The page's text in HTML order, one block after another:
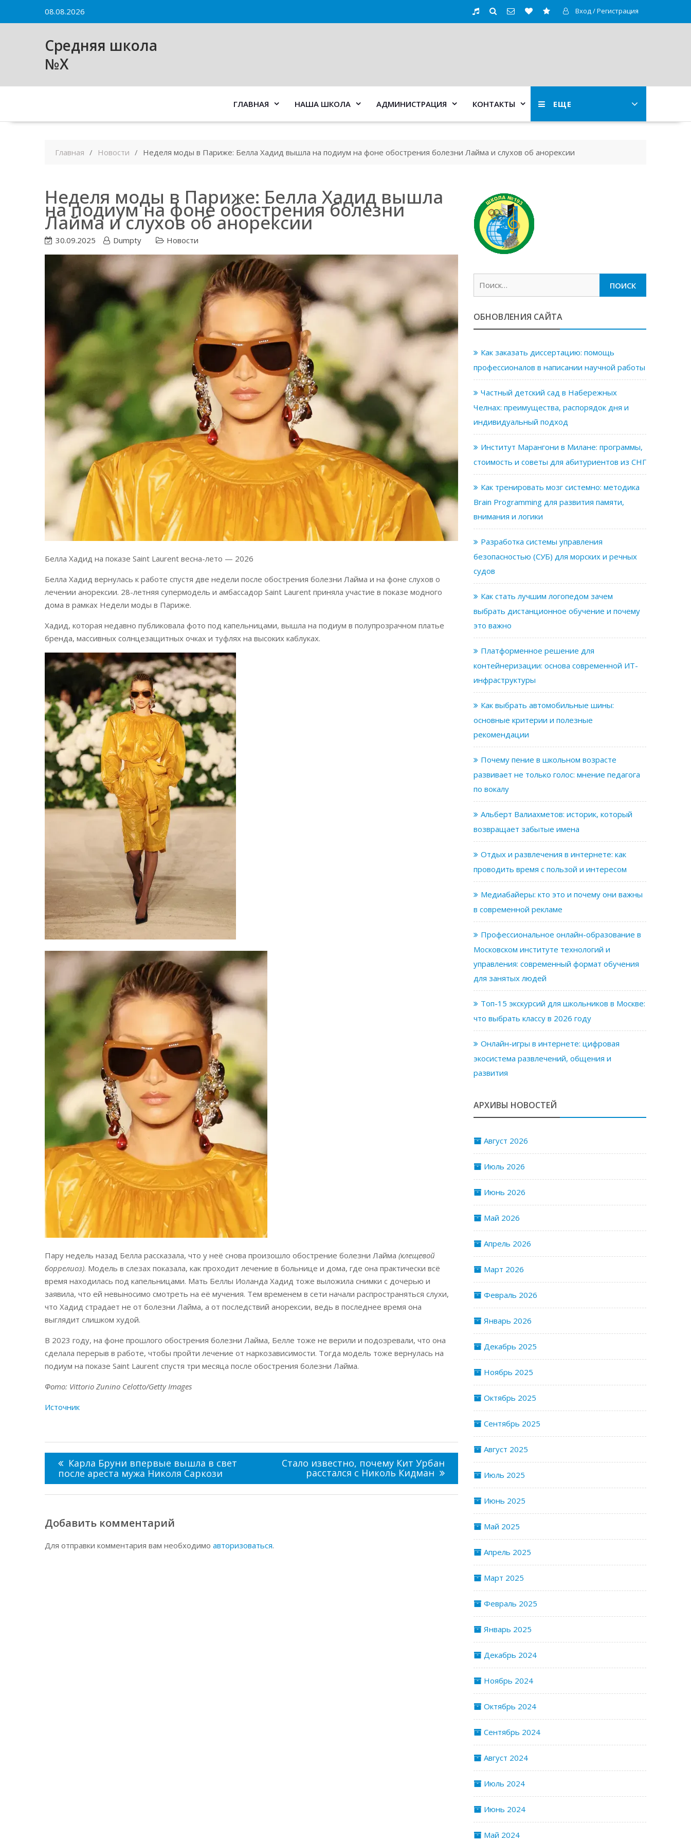
08.08.2026 Вход / Регистрация
Средняя школа
№X
ЕЩЕ
ГЛАВНАЯ НАША ШКОЛА АДМИНИСТРАЦИЯ КОНТАКТЫ
Главная Новости Неделя моды в Париже: Белла Хадид вышла на подиум на фоне обострения болезни Лайма и слухов об анорексии
Неделя моды в Париже: Белла Хадид вышла
на подиум на фоне обострения болезни
Лайма и слухов об анорексии
30.09.2025 Dumpty Новости
Белла Хадид на показе Saint Laurent весна-лето — 2026
Белла Хадид вернулась к работе спустя две недели после обострения болезни Лайма и на фоне слухов о
лечении анорексии. 28-летняя супермодель и амбассадор Saint Laurent приняла участие в показе модного
дома в рамках Недели моды в Париже.
Хадид, которая недавно публиковала фото под капельницами, вышла на подиум в полупрозрачном платье
бренда, массивных солнцезащитных очках и туфлях на высоких каблуках.
Пару недель назад Белла рассказала, что у неё снова произошло обострение болезни Лайма (клещевой
боррелиоз). Модель в слезах показала, как проходит лечение в больнице и дома, где она практически всё
время находилась под капельницами. Мать Беллы Иоланда Хадид тоже выложила снимки с дочерью и
заявила, что ей невыносимо смотреть на её мучения. Тем временем в сети начали распространяться слухи,
что Хадид страдает не от болезни Лайма, а от последствий анорексии, ведь в последнее время она
выглядит слишком худой.
В 2023 году, на фоне прошлого обострения болезни Лайма, Белле тоже не верили и подозревали, что она
сделала перерыв в работе, чтобы пройти лечение от наркозависимости. Тогда модель тоже вернулась на
подиум на показе Saint Laurent спустя три месяца после обострения болезни Лайма.
Фото: Vittorio Zunino Celotto/Getty Images
Источник
Навигация
по
записям
Карла Бруни впервые вышла в свет
после ареста мужа Николя Саркози
Стало известно, почему Кит Урбан
расстался с Николь Кидман
Добавить комментарий
Для отправки комментария вам необходимо авторизоваться.
ОБНОВЛЕНИЯ САЙТА
Как заказать диссертацию: помощь
профессионалов в написании научной работы
Частный детский сад в Набережных
Челнах: преимущества, распорядок дня и
индивидуальный подход
Институт Марангони в Милане: программы,
стоимость и советы для абитуриентов из СНГ
Как тренировать мозг системно: методика
Brain Programming для развития памяти,
внимания и логики
Разработка системы управления
безопасностью (СУБ) для морских и речных
судов
Как стать лучшим логопедом зачем
выбрать дистанционное обучение и почему
это важно
Платформенное решение для
контейнеризации: основа современной ИТ-
инфраструктуры
Как выбрать автомобильные шины:
основные критерии и полезные
рекомендации
Почему пение в школьном возрасте
развивает не только голос: мнение педагога
по вокалу
Альберт Валиахметов: историк, который
возвращает забытые имена
Отдых и развлечения в интернете: как
проводить время с пользой и интересом
Медиабайеры: кто это и почему они важны
в современной рекламе
Профессиональное онлайн-образование в
Московском институте технологий и
управления: современный формат обучения
для занятых людей
Топ-15 экскурсий для школьников в Москве:
что выбрать классу в 2026 году
Онлайн-игры в интернете: цифровая
экосистема развлечений, общения и
развития
АРХИВЫ НОВОСТЕЙ
Август 2026
Июль 2026
Июнь 2026
Май 2026
Апрель 2026
Март 2026
Февраль 2026
Январь 2026
Декабрь 2025
Ноябрь 2025
Октябрь 2025
Сентябрь 2025
Август 2025
Июль 2025
Июнь 2025
Май 2025
Апрель 2025
Март 2025
Февраль 2025
Январь 2025
Декабрь 2024
Ноябрь 2024
Октябрь 2024
Сентябрь 2024
Август 2024
Июль 2024
Июнь 2024
Май 2024